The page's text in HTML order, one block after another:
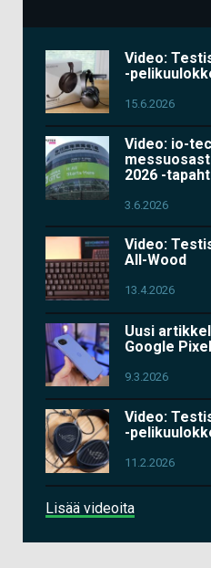
Video:
-
15.6.2026
Video: io-
2026 -
3.6.2026
Video:
All-Wood
13.4.2026
Uusi
Google
9.3.2026
Video:
-
11.2.2026
Lisää videoita